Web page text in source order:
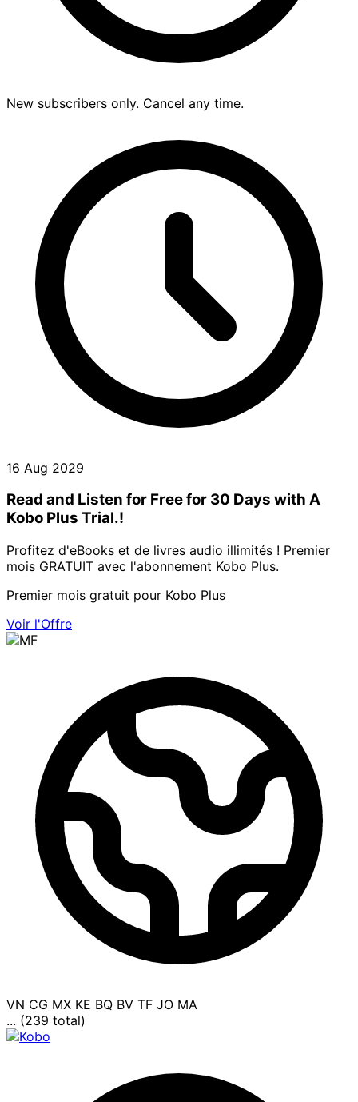
New subscribers only. Cancel any time.
16 Aug 2029
Read and Listen for Free for 30 Days with A
Kobo Plus Trial.!
Profitez d'eBooks et de livres audio illimités ! Premier
mois GRATUIT avec l'abonnement Kobo Plus.
Premier mois gratuit pour Kobo Plus
Voir l'Offre
VN CG MX KE BQ BV TF JO MA
... (239 total)